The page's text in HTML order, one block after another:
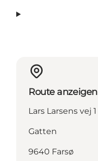
Route anzeigen
Lars Larsens vej 1
Gatten
9640 Farsø